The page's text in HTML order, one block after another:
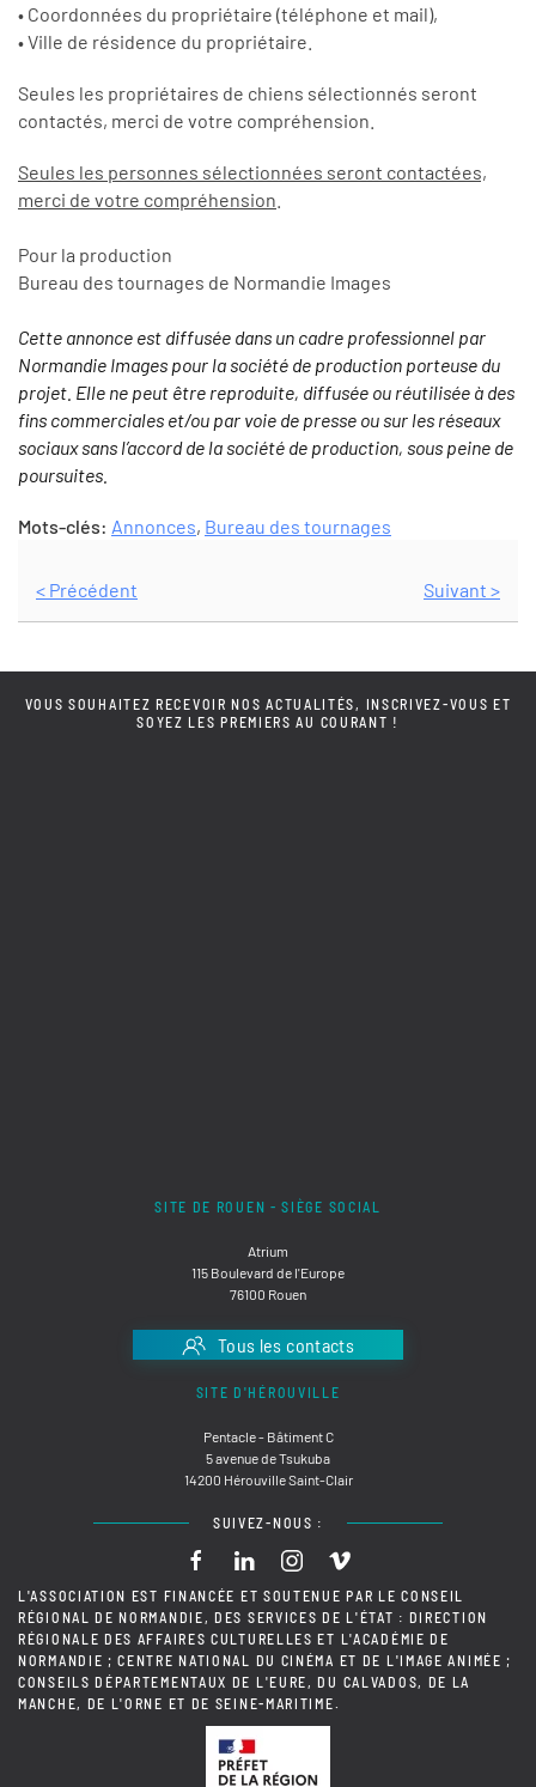
• Coordonnées du propriétaire (téléphone et mail),
• Ville de résidence du propriétaire.
Seules les propriétaires de chiens sélectionnés seront
contactés, merci de votre compréhension.
Seules les personnes sélectionnées seront contactées,
merci de votre compréhension
Pour la production
Bureau des tournages de Normandie Images
Cette annonce est diffusée dans un cadre professionnel par
Normandie Images pour la société de production porteuse du
projet. Elle ne peut être reproduite, diffusée ou réutilisée à des
fins commerciales et/ou par voie de presse ou sur les réseaux
sociaux sans l’accord de la société de production, sous peine de
poursuites.
Mots-clés: Annonces, Bureau des tournages
< Précédent Suivant >
VOUS SOUHAITEZ RECEVOIR NOS ACTUALITÉS, INSCRIVEZ-VOUS ET
SOYEZ LES PREMIERS AU COURANT !
SITE DE ROUEN - SIÈGE SOCIAL
Atrium
115 Boulevard de l'Europe
76100 Rouen
Tous les contacts
SITE D'HÉROUVILLE
Pentacle - Bâtiment C
5 avenue de Tsukuba
14200 Hérouville Saint-Clair
SUIVEZ-NOUS :
L'ASSOCIATION EST FINANCÉE ET SOUTENUE PAR LE CONSEIL
RÉGIONAL DE NORMANDIE, DES SERVICES DE L'ÉTAT : DIRECTION
RÉGIONALE DES AFFAIRES CULTURELLES ET L'ACADÉMIE DE
NORMANDIE ; CENTRE NATIONAL DU CINÉMA ET DE L'IMAGE ANIMÉE ;
CONSEILS DÉPARTEMENTAUX DE L'EURE, DU CALVADOS, DE LA
MANCHE, DE L'ORNE ET DE SEINE-MARITIME.